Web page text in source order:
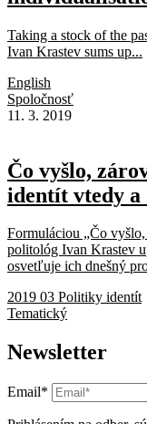
Taking a stock of the
Ivan Krastev sums up...
English
Spoločnosť
11. 3. 2019
Čo vyšlo,
identít vtedy a
Formuláciou „Čo
politológ Ivan Krastev
osvetľuje ich dnešný
2019 03 Politiky identít
Tematický
Newsletter
Email*